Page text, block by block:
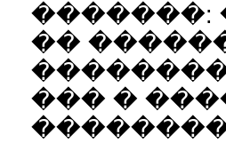
�������:
��
��� �